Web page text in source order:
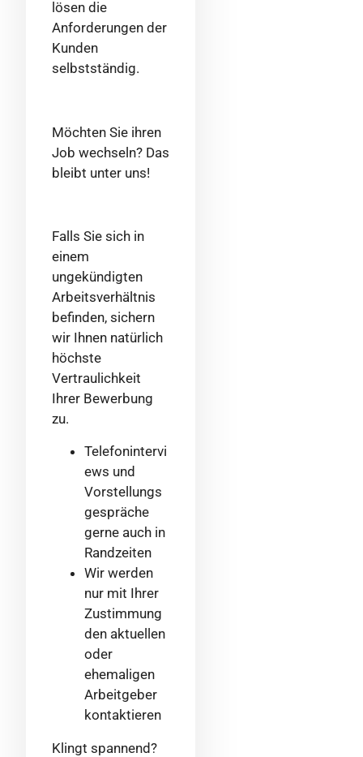
lösen die
Anforderungen der
Kunden
selbstständig.
Möchten Sie ihren
Job wechseln? Das
bleibt unter uns!
Falls Sie sich in
einem
ungekündigten
Arbeitsverhältnis
befinden, sichern
wir Ihnen natürlich
höchste
Vertraulichkeit
Ihrer Bewerbung
zu.
Telefonintervi
ews und
Vorstellungs
gespräche
gerne auch in
Randzeiten
Wir werden
nur mit Ihrer
Zustimmung
den aktuellen
oder
ehemaligen
Arbeitgeber
kontaktieren
Klingt spannend?